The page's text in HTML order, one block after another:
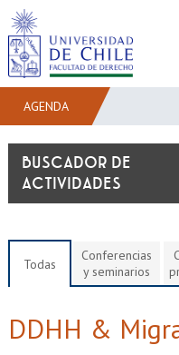
AGENDA
Todas
Conferencias
y seminarios
DDHH &